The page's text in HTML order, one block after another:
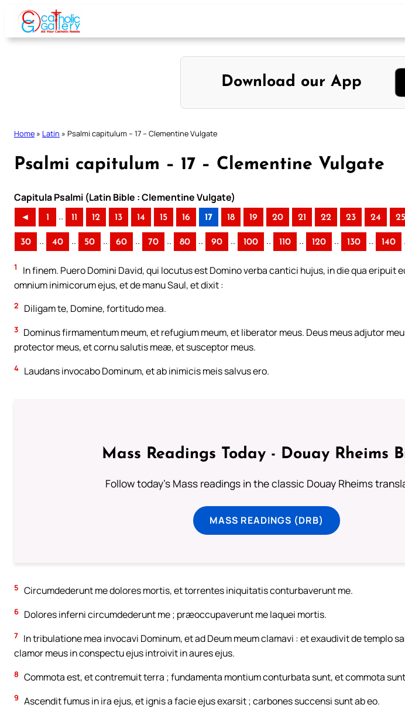
Skip
content
Download our App
Home » Latin » Psalmi capitulum – 17 – Clementine Vulgate
Psalmi capitulum – 17 – Clementine Vulgate
Capitula Psalmi (Latin Bible : Clementine Vulgate)
◄ 1 .. 11 12 13 14 15 16 17 18 19 20 21 22 23 24 25
30 .. 40 .. 50 .. 60 .. 70 .. 80 .. 90 .. 100 .. 110 .. 120 .. 130 .. 140
1
In finem. Puero Domini David, qui locutus est Domino verba cantici hujus, in die qua eripuit
omnium inimicorum ejus, et de manu Saul, et dixit :
2 Diligam te, Domine, fortitudo mea.
3 Dominus firmamentum meum, et refugium meum, et liberator meus. Deus meus adjutor
protector meus, et cornu salutis meæ, et susceptor meus.
4 Laudans invocabo Dominum, et ab inimicis meis salvus ero.
Mass Readings Today - Douay Rheims
Follow today's Mass readings in the classic Douay Rheims
MASS READINGS (DRB)
5 Circumdederunt me dolores mortis, et torrentes iniquitatis conturbaverunt me.
6 Dolores inferni circumdederunt me ; præoccupaverunt me laquei mortis.
7 In tribulatione mea invocavi Dominum, et ad Deum meum clamavi : et exaudivit de templo
clamor meus in conspectu ejus introivit in aures ejus.
8 Commota est, et contremuit terra ; fundamenta montium conturbata sunt, et commota
9 Ascendit fumus in ira ejus, et ignis a facie ejus exarsit ; carbones succensi sunt ab eo.